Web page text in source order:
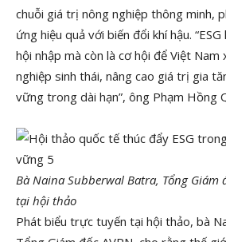
chuỗi giá trị nông nghiệp thông minh,
ứng hiệu quả với biến đổi khí hậu.
hội nhập mà còn là cơ hội để Việt
nghiệp sinh thái, nâng cao giá trị gia
vững trong dài hạn”, ông Phạm Hồng
Bà Naina Subberwal Batra, Tổng Giám
tại hội thảo
Phát biểu trực tuyến tại hội thảo, bà